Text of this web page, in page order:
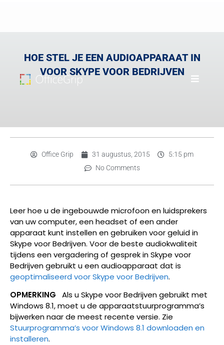
HOE STEL JE EEN AUDIOAPPARAAT IN
VOOR SKYPE VOOR BEDRIJVEN
Office Grip 31 augustus, 2015
5:15 pm
No Comments
Leer hoe u de ingebouwde microfoon en luidsprekers
van uw computer, een headset of een ander
apparaat kunt instellen en gebruiken voor geluid in
Skype voor Bedrijven. Voor de beste audiokwaliteit
tijdens een vergadering of gesprek in Skype voor
Bedrijven gebruikt u een audioapparaat dat is
geoptimaliseerd voor Skype voor Bedrijven.
OPMERKING
Als u Skype voor Bedrijven gebruikt met
Windows 8.1, moet u de apparaatstuurprogramma’s
bijwerken naar de meest recente versie. Zie
Stuurprogramma’s voor Windows 8.1 downloaden en
installeren.